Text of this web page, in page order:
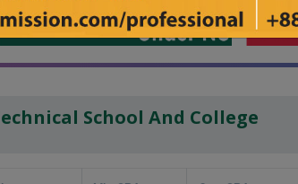
School And College